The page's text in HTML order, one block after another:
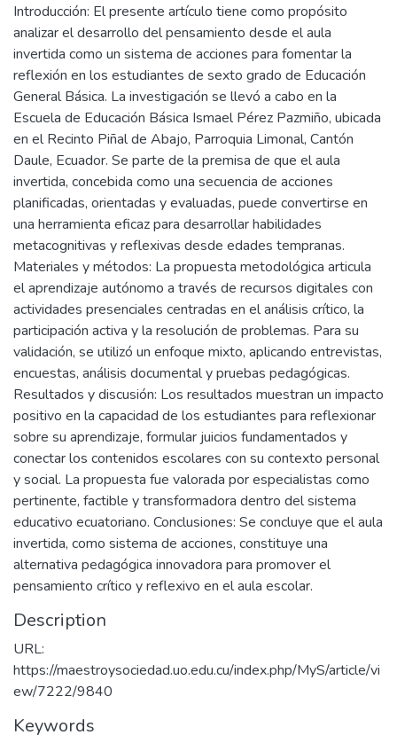
Introducción: El presente artículo tiene como propósito
analizar el desarrollo del pensamiento desde el aula
invertida como un sistema de acciones para fomentar la
reflexión en los estudiantes de sexto grado de Educación
General Básica. La investigación se llevó a cabo en la
Escuela de Educación Básica Ismael Pérez Pazmiño, ubicada
en el Recinto Piñal de Abajo, Parroquia Limonal, Cantón
Daule, Ecuador. Se parte de la premisa de que el aula
invertida, concebida como una secuencia de acciones
planificadas, orientadas y evaluadas, puede convertirse en
una herramienta eficaz para desarrollar habilidades
metacognitivas y reflexivas desde edades tempranas.
Materiales y métodos: La propuesta metodológica articula
el aprendizaje autónomo a través de recursos digitales con
actividades presenciales centradas en el análisis crítico, la
participación activa y la resolución de problemas. Para su
validación, se utilizó un enfoque mixto, aplicando entrevistas,
encuestas, análisis documental y pruebas pedagógicas.
Resultados y discusión: Los resultados muestran un impacto
positivo en la capacidad de los estudiantes para reflexionar
sobre su aprendizaje, formular juicios fundamentados y
conectar los contenidos escolares con su contexto personal
y social. La propuesta fue valorada por especialistas como
pertinente, factible y transformadora dentro del sistema
educativo ecuatoriano. Conclusiones: Se concluye que el aula
invertida, como sistema de acciones, constituye una
alternativa pedagógica innovadora para promover el
pensamiento crítico y reflexivo en el aula escolar.
Description
URL:
https://maestroysociedad.uo.edu.cu/index.php/MyS/article/vi
ew/7222/9840
Keywords